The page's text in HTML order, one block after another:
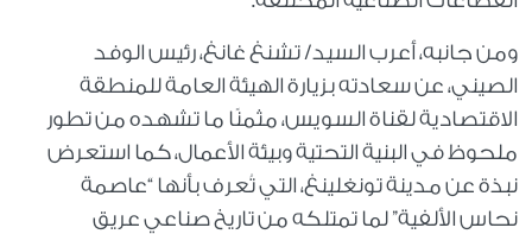
ومن جانبه، أعرب السيد/ تشنغ غانغ، رئيس الوفد
الصيني، عن سعادته بزيارة الهيئة العامة للمنطقة
الاقتصادية لقناة السويس، مثمنًا ما تشهده من تطور
ملحوظ في البنية التحتية وبيئة الأعمال، كما استعرض
نبذة عن مدينة تونغلينغ، التي تُعرف بأنها “عاصمة
نحاس الألفية” لما تمتلكه من تاريخ صناعي عريق